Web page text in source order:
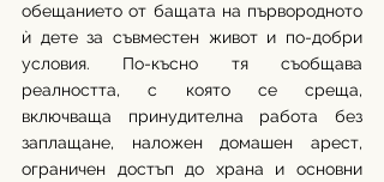
обещанието от бащата на първородното
ѝ дете за съвместен живот и по-добри
условия. По-късно тя съобщава
реалността, с която се среща,
включваща принудителна работа без
заплащане, наложен домашен арест,
ограничен достъп до храна и основни